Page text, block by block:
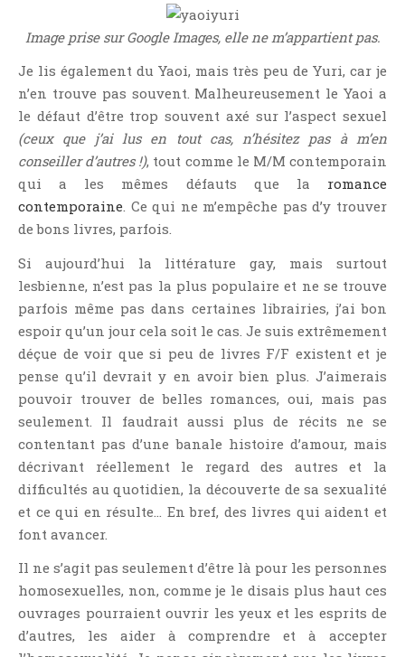
Image prise sur Google Images, elle ne m’appartient pas.
Je lis également du Yaoi, mais très peu de Yuri, car je
n’en trouve pas souvent. Malheureusement le Yaoi a
le défaut d’être trop souvent axé sur l’aspect sexuel
(ceux que j’ai lus en tout cas, n’hésitez pas à m’en
conseiller d’autres !), tout comme le M/M contemporain
qui a les mêmes défauts que la romance
contemporaine. Ce qui ne m’empêche pas d’y trouver
de bons livres, parfois.
Si aujourd’hui la littérature gay, mais surtout
lesbienne, n’est pas la plus populaire et ne se trouve
parfois même pas dans certaines librairies, j’ai bon
espoir qu’un jour cela soit le cas. Je suis extrêmement
déçue de voir que si peu de livres F/F existent et je
pense qu’il devrait y en avoir bien plus. J’aimerais
pouvoir trouver de belles romances, oui, mais pas
seulement. Il faudrait aussi plus de récits ne se
contentant pas d’une banale histoire d’amour, mais
décrivant réellement le regard des autres et la
difficultés au quotidien, la découverte de sa sexualité
et ce qui en résulte… En bref, des livres qui aident et
font avancer.
Il ne s’agit pas seulement d’être là pour les personnes
homosexuelles, non, comme je le disais plus haut ces
ouvrages pourraient ouvrir les yeux et les esprits de
d’autres, les aider à comprendre et à accepter